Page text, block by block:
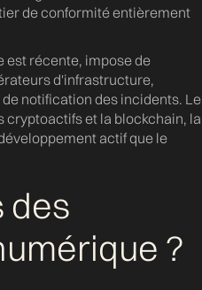
de conformité entièrement
est récente, impose de
d'infrastructure,
notification des incidents. Le
cryptoactifs et la blockchain, la
actif que le
des
?